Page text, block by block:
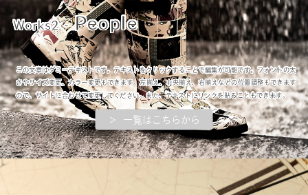
Works2 -People
この文章はダミーテキストです。テキストをクリックすることで編集が可能です。フォントの太
さやサイズ変更、カラー変更もできます。左揃え、中央揃え、右揃えなどの位置調整もできます
ので、サイトに合わせて変更してください。また、テキストにリンクを貼ることもできます。
＞ 一覧はこちらから